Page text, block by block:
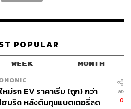
POPULAR
WEEK MONTH
หม่รถ EV ราคาเริ่ม (ถูก) กว่า
ฮบริด หลังต้นทุนแบตเตอรี่ลด
0